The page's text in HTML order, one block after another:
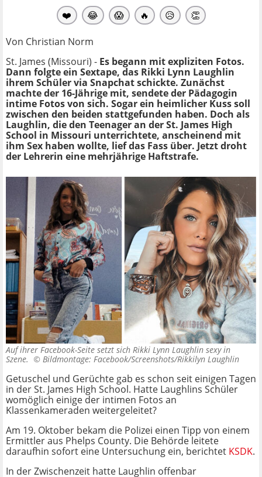
❤️ 😂 😱 🔥 😥 👏
Von Christian Norm
St. James (Missouri) - Es begann mit expliziten Fotos.
Dann folgte ein Sextape, das Rikki Lynn Laughlin
ihrem Schüler via Snapchat schickte. Zunächst
machte der 16-Jährige mit, sendete der Pädagogin
intime Fotos von sich. Sogar ein heimlicher Kuss soll
zwischen den beiden stattgefunden haben. Doch als
Laughlin, die den Teenager an der St. James High
School in Missouri unterrichtete, anscheinend mit
ihm Sex haben wollte, lief das Fass über. Jetzt droht
der Lehrerin eine mehrjährige Haftstrafe.
Auf ihrer Facebook-Seite setzt sich Rikki Lynn Laughlin sexy in
Szene. © Bildmontage: Facebook/Screenshots/Rikkilyn Laughlin
Getuschel und Gerüchte gab es schon seit einigen Tagen
in der St. James High School. Hatte Laughlins Schüler
womöglich einige der intimen Fotos an
Klassenkameraden weitergeleitet?
Am 19. Oktober bekam die Polizei einen Tipp von einem
Ermittler aus Phelps County. Die Behörde leitete
daraufhin sofort eine Untersuchung ein, berichtet KSDK.
In der Zwischenzeit hatte Laughlin offenbar